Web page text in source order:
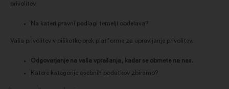
privolitev.
Na kateri pravni podlagi temelji obdelava?
Vaša privolitev v piškotke prek platforme za upravljanje privolitev.
Odgovarjanje na vaša vprašanja, kadar se obrnete na nas.
Katere kategorije osebnih podatkov zbiramo?